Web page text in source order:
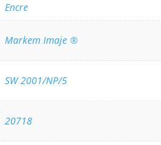
Encre
Markem Imaje ®
SW 2001/NP/5
20718